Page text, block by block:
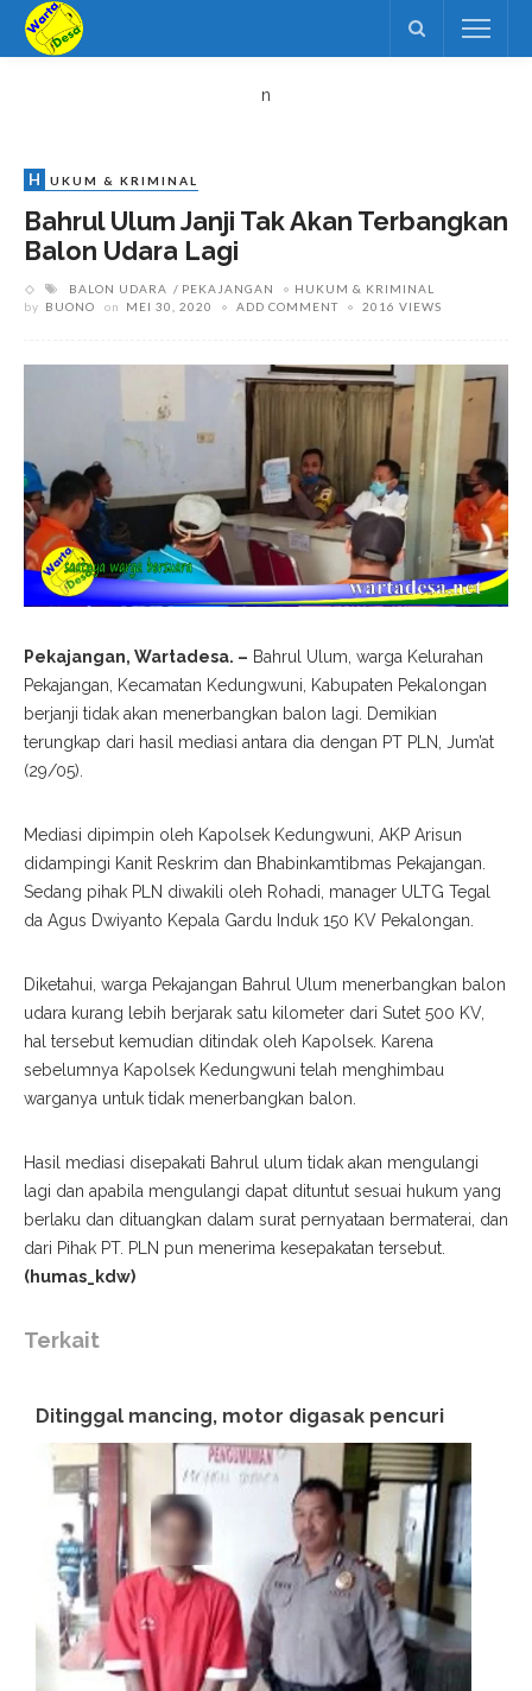
n
H UKUM & KRIMINAL
Bahrul Ulum Janji Tak Akan Terbangkan
Balon Udara Lagi
BALON UDARA PEKAJANGAN
HUKUM & KRIMINAL
by BUONO on MEI 30, 2020 ADD COMMENT 2016 VIEWS
Pekajangan, Wartadesa. – Bahrul Ulum, warga Kelurahan
Pekajangan, Kecamatan Kedungwuni, Kabupaten Pekalongan
berjanji tidak akan menerbangkan balon lagi. Demikian
terungkap dari hasil mediasi antara dia dengan PT PLN, Jum’at
(29/05).
Mediasi dipimpin oleh Kapolsek Kedungwuni, AKP Arisun
didampingi Kanit Reskrim dan Bhabinkamtibmas Pekajangan.
Sedang pihak PLN diwakili oleh Rohadi, manager ULTG Tegal
da Agus Dwiyanto Kepala Gardu Induk 150 KV Pekalongan.
Diketahui, warga Pekajangan Bahrul Ulum menerbangkan balon
udara kurang lebih berjarak satu kilometer dari Sutet 500 KV,
hal tersebut kemudian ditindak oleh Kapolsek. Karena
sebelumnya Kapolsek Kedungwuni telah menghimbau
warganya untuk tidak menerbangkan balon.
Hasil mediasi disepakati Bahrul ulum tidak akan mengulangi
lagi dan apabila mengulangi dapat dituntut sesuai hukum yang
berlaku dan dituangkan dalam surat pernyataan bermaterai, dan
dari Pihak PT. PLN pun menerima kesepakatan tersebut.
(humas_kdw)
Terkait
Ditinggal mancing, motor digasak pencuri